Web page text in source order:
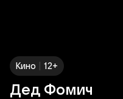
Кино | 12+
Дед Фомич